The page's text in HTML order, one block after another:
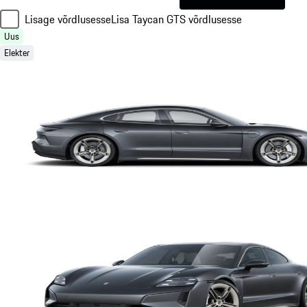
Lisage võrdlusesseLisa Taycan GTS võrdlusesse
Uus
Elekter